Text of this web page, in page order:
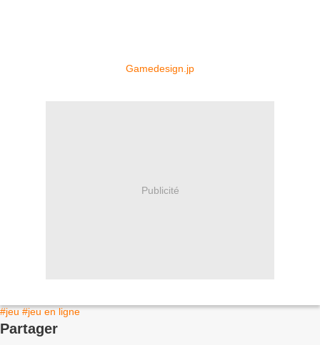
Gamedesign.jp
Publicité
#jeu #jeu en ligne
Partager